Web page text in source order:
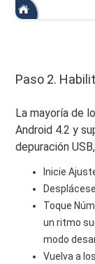
Paso 2.
La mayoría de
Android 4.2 y
depuración
Inicie
Toque
un ritmo
modo
Vuelva a